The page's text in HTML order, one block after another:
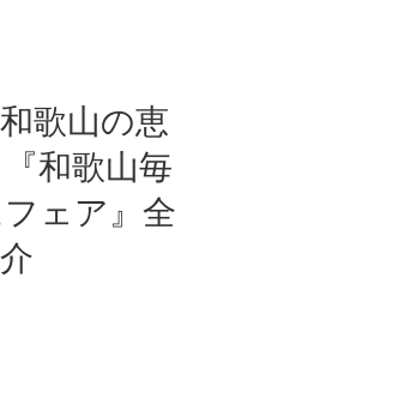
歌山の恵
和歌山毎
ェア』全